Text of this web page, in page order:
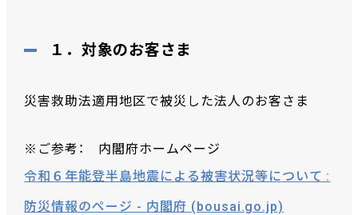
１．対象のお客さま
災害救助法適用地区で被災した法人のお客さま
※ご参考： 内閣府ホームページ
令和６年能登半島地震による被害状況等について :
防災情報のページ - 内閣府 (bousai.go.jp)